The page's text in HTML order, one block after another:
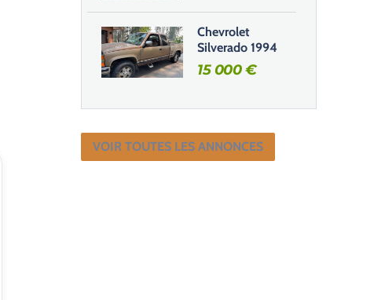
Chevrolet
Silverado 1994
15 000€
VOIR TOUTES LES ANNONCES